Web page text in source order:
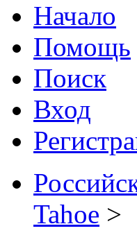
Начало
Помощь
Поиск
Вход
Tahoe >